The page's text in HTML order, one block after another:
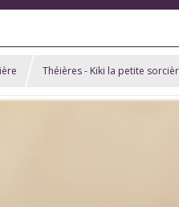
Théières - Kiki la petite